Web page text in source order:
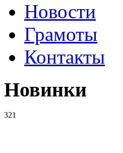
Новости
Грамоты
Контакты
Новинки
321